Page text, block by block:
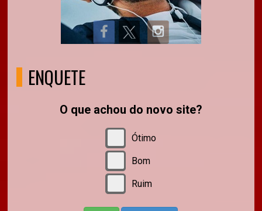
ENQUETE
O que achou do novo site?
Ótimo
Bom
Ruim